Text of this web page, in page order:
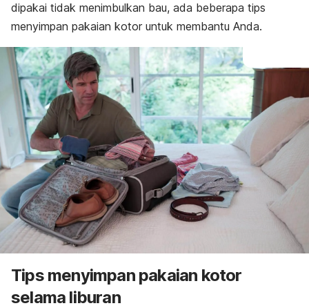
dipakai tidak menimbulkan bau, ada beberapa tips
menyimpan pakaian kotor untuk membantu Anda.
Tips menyimpan pakaian kotor
selama liburan